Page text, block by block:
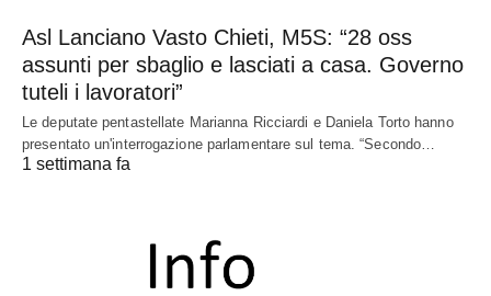
Asl Lanciano Vasto Chieti, M5S: “28 oss
assunti per sbaglio e lasciati a casa. Governo
tuteli i lavoratori”
Le deputate pentastellate Marianna Ricciardi e Daniela Torto hanno
presentato un'interrogazione parlamentare sul tema. “Secondo…
1 settimana fa